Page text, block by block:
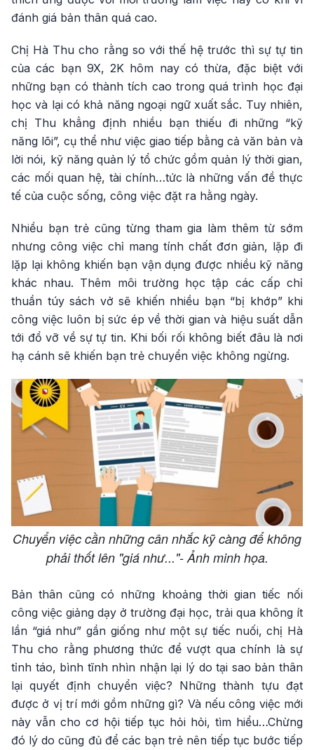
đánh giá bản thân quá cao.
Chị Hà Thu cho rằng so với thế hệ trước thì sự tự tin
của các bạn 9X, 2K hôm nay có thừa, đặc biệt với
những bạn có thành tích cao trong quá trình học đại
học và lại có khả năng ngoại ngữ xuất sắc. Tuy nhiên,
chị Thu khẳng định nhiều bạn thiếu đi những “kỹ
năng lõi”, cụ thể như việc giao tiếp bằng cả văn bản và
lời nói, kỹ năng quản lý tổ chức gồm quản lý thời gian,
các mối quan hệ, tài chính…tức là những vấn đề thực
tế của cuộc sống, công việc đặt ra hằng ngày.
Nhiều bạn trẻ cũng từng tham gia làm thêm từ sớm
nhưng công việc chỉ mang tính chất đơn giản, lặp đi
lặp lại không khiến bạn vận dụng được nhiều kỹ năng
khác nhau. Thêm môi trường học tập các cấp chỉ
thuần túy sách vở sẽ khiến nhiều bạn “bị khớp” khi
công việc luôn bị sức ép về thời gian và hiệu suất dẫn
tới đổ vỡ về sự tự tin. Khi bối rối không biết đâu là nơi
hạ cánh sẽ khiến bạn trẻ chuyển việc không ngừng.
Chuyển việc cần những cân nhắc kỹ càng để không
phải thốt lên "giá như..."- Ảnh minh họa.
Bản thân cũng có những khoảng thời gian tiếc nối
công việc giảng dạy ở trường đại học, trải qua không ít
lần “giá như” gần giống như một sự tiếc nuối, chị Hà
Thu cho rằng phương thức để vượt qua chính là sự
tỉnh táo, bình tĩnh nhìn nhận lại lý do tại sao bản thân
lại quyết định chuyển việc? Những thành tựu đạt
được ở vị trí mới gồm những gì? Và nếu công việc mới
này vẫn cho cơ hội tiếp tục hỏi hỏi, tìm hiểu…Chừng
đó lý do cũng đủ để các bạn trẻ nên tiếp tục bước tiếp